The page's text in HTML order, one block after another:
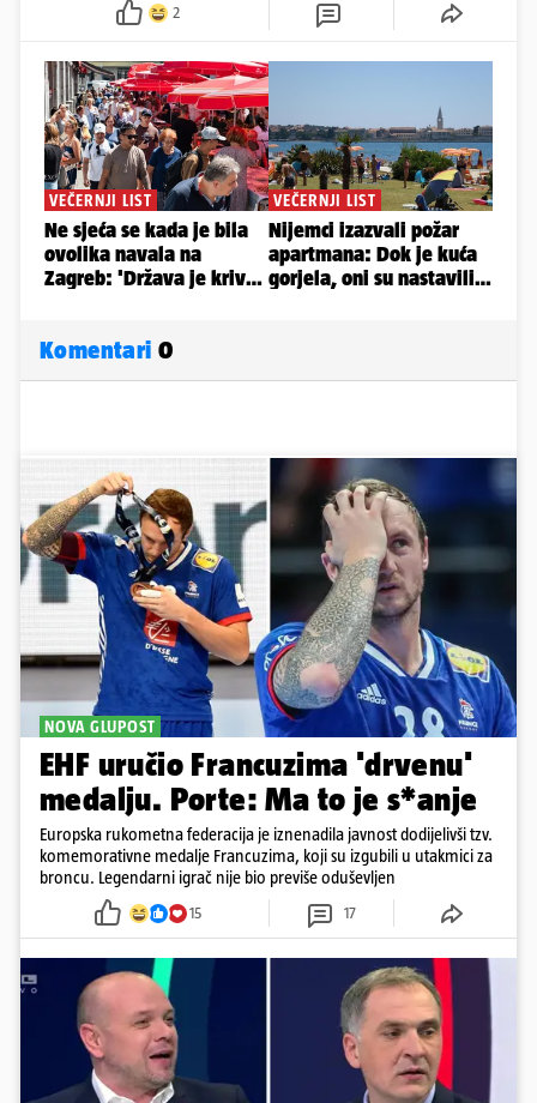
2
Komentari 0
NOVA GLUPOST
EHF uručio Francuzima 'drvenu'
medalju. Porte: Ma to je s*anje
Europska rukometna federacija je iznenadila javnost dodijelivši tzv.
komemorativne medalje Francuzima, koji su izgubili u utakmici za
broncu. Legendarni igrač nije bio previše oduševljen
15 17